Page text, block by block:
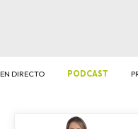
EN DIRECTO PODCAST